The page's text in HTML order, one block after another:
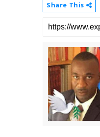
Share This